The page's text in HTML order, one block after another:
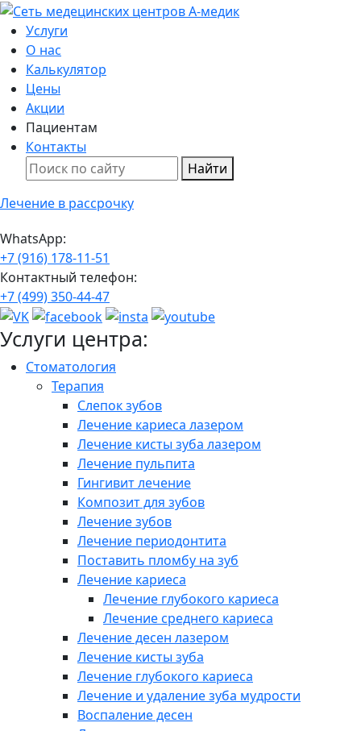
Услуги
О нас
Калькулятор
Цены
Акции
Пациентам
Контакты
Найти
Лечение в рассрочку
WhatsApp:
+7 (916) 178-11-51
Контактный телефон:
+7 (499) 350-44-47
Услуги центра:
Cтоматология
Терапия
Слепок зубов
Лечение кариеса лазером
Лечение кисты зуба лазером
Лечение пульпита
Гингивит лечение
Композит для зубов
Лечение зубов
Лечение периодонтита
Поставить пломбу на зуб
Лечение кариеса
Лечение глубокого кариеса
Лечение среднего кариеса
Лечение десен лазером
Лечение кисты зуба
Лечение глубокого кариеса
Лечение и удаление зуба мудрости
Воспаление десен